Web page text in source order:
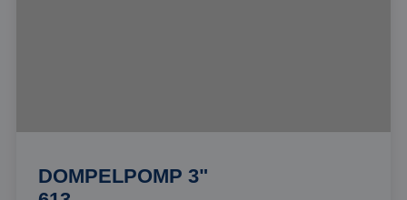
DOMPELPOMP 3"